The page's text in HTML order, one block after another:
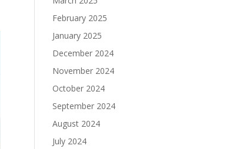
February 2025
January 2025
December 2024
November 2024
October 2024
September 2024
August 2024
July 2024